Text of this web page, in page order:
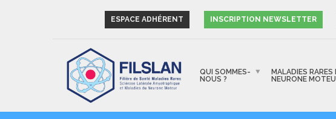
ESPACE ADHÉRENT INSCRIPTION NEWSLETTER
QUI SOMMES-
NOUS ?
MALADIES RARES
NEURONE